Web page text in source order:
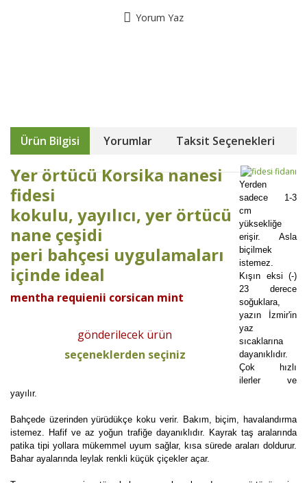
Yorum Yaz
Ürün Bilgisi Yorumlar Taksit Seçenekleri
Yer örtücü Korsika nanesi
fidesi
kokulu, yayılıcı, yer örtücü
nane çeşidi
peri bahçesi uygulamaları
içinde ideal
mentha requienii corsican mint
gönderilecek ürün
seçeneklerden seçiniz
Yerden
sadece 1-3
cm
yüksekliğe
erişir. Asla
biçilmek
istemez.
Kışın eksi (-)
23 derece
soğuklara,
yazın İzmir'in
yaz
sıcaklarına
dayanıklıdır.
Çok hızlı
ilerler ve
yayılır.
Bahçede üzerinden yürüdükçe koku verir. Bakım, biçim, havalandırma
istemez. Hafif ve az yoğun trafiğe dayanıklıdır. Kayrak taş aralarında
patika tipi yollara mükemmel uyum sağlar, kısa sürede araları doldurur.
Bahar ayalarında leylak renkli küçük çiçekler açar.